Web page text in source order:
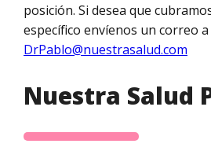
posición. Si desea que
específico envíenos un correo a
DrPablo@nuestrasalud.com
Nuestra Salud